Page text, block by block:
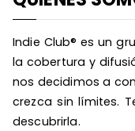
Indie Club® es un
la cobertura y
nos decidimos a
crezca sin límites.
descubrirla.